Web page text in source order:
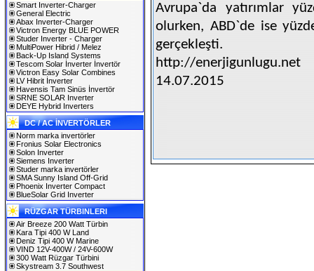
Smart Inverter-Charger
General Electric
Abax Inverter-Charger
Victron Energy BLUE POWER
Studer Inverter - Charger
MultiPower Hibrid / Melez
Back-Up Island Systems
Tescom Solar İnverter İnvertör
Victron Easy Solar Combines
LV Hibrit İnverter
Havensis Tam Sinüs İnvertör
SRNE SOLAR Inverter
DEYE Hybrid Inverters
DC / AC İNVERTÖRLER
Norm marka invertörler
Fronius Solar Electronics
Solon Inverter
Siemens Inverter
Studer marka invertörler
SMA Sunny Island Off-Grid
Phoenix Inverter Compact
BlueSolar Grid Inverter
RÜZGAR TÜRBINLERI
Air Breeze 200 Watt Türbin
Kara Tipi 400 W Land
Deniz Tipi 400 W Marine
VIND 12V-400W / 24V-600W
300 Watt Rüzgar Türbini
Skystream 3.7 Southwest
Avrupa`da yatırımlar
olurken, ABD`de ise
gerçekleşti.
http://enerjigunlugu.net
14.07.2015